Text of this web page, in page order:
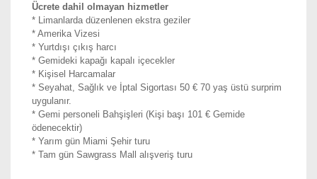
Ücrete dahil olmayan hizmetler
* Limanlarda düzenlenen ekstra geziler
* Amerika Vizesi
* Yurtdışı çıkış harcı
* Gemideki kapağı kapalı içecekler
* Kişisel Harcamalar
* Seyahat, Sağlık ve İptal Sigortası 50 € 70 yaş üstü surprim
uygulanır.
* Gemi personeli Bahşişleri (Kişi başı 101 € Gemide
ödenecektir)
* Yarım gün Miami Şehir turu
* Tam gün Sawgrass Mall alışveriş turu